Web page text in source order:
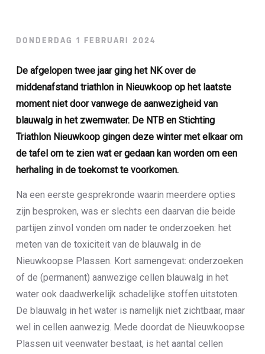
DONDERDAG 1 FEBRUARI 2024
De afgelopen twee jaar ging het NK over de
middenafstand triathlon in Nieuwkoop op het laatste
moment niet door vanwege de aanwezigheid van
blauwalg in het zwemwater. De NTB en Stichting
Triathlon Nieuwkoop gingen deze winter met elkaar om
de tafel om te zien wat er gedaan kan worden om een
herhaling in de toekomst te voorkomen.
Na een eerste gesprekronde waarin meerdere opties
zijn besproken, was er slechts een daarvan die beide
partijen zinvol vonden om nader te onderzoeken: het
meten van de toxiciteit van de blauwalg in de
Nieuwkoopse Plassen. Kort samengevat: onderzoeken
of de (permanent) aanwezige cellen blauwalg in het
water ook daadwerkelijk schadelijke stoffen uitstoten.
De blauwalg in het water is namelijk niet zichtbaar, maar
wel in cellen aanwezig. Mede doordat de Nieuwkoopse
Plassen uit veenwater bestaat, is het aantal cellen